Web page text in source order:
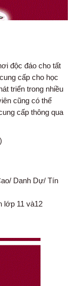
độc đáo cho tất
cấp cho học
triển trong nhiều
cũng có thể
cấp thông qua
Danh Dự/ Tín
lớp 11 và12